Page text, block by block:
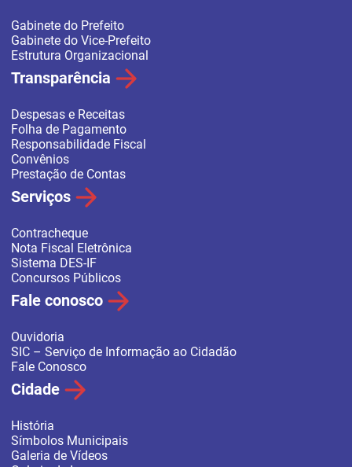
Gabinete do Prefeito
Gabinete do Vice-Prefeito
Estrutura Organizacional
Transparência
Despesas e Receitas
Folha de Pagamento
Responsabilidade Fiscal
Convênios
Prestação de Contas
Serviços
Contracheque
Nota Fiscal Eletrônica
Sistema DES-IF
Concursos Públicos
Fale conosco
Ouvidoria
SIC – Serviço de Informação ao Cidadão
Fale Conosco
Cidade
História
Símbolos Municipais
Galeria de Vídeos